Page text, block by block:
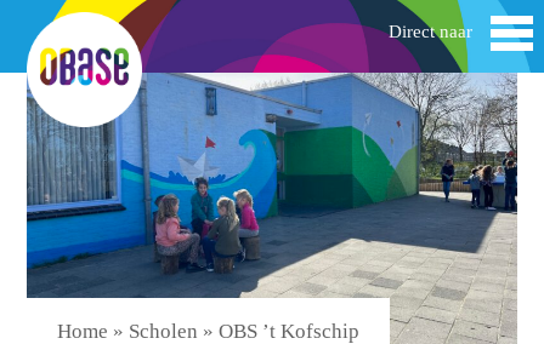
Home » Scholen »OBS ’t Kofschip